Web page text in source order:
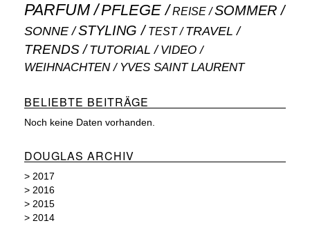
PARFUM PFLEGE REISE SOMMER
SONNE STYLING TEST TRAVEL
TRENDS TUTORIAL VIDEO
WEIHNACHTEN YVES SAINT LAURENT
BELIEBTE BEITRÄGE
Noch keine Daten vorhanden.
DOUGLAS ARCHIV
> 2017
> 2016
> 2015
> 2014